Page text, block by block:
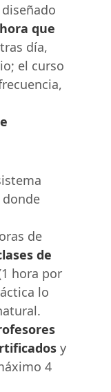
que
día,
el curso
de
de
hora por
lo
y
4